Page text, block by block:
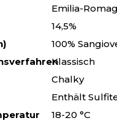
Emilia-
14,5%
100%
Klassisch
Chalky
Enthält
18-20 °C